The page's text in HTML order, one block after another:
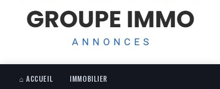
⌂ ACCUEIL
IMMOBILIER